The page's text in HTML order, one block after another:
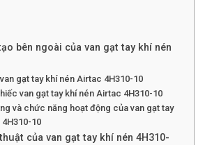
bên ngoài của van gạt tay khí nén
gạt tay khí nén Airtac 4H310-10
van gạt tay khí nén Airtac 4H310-10
và chức năng hoạt động của van gạt tay
10
của van gạt tay khí nén 4H310-